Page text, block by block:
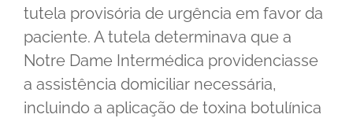
tutela provisória de urgência em favor da
paciente. A tutela determinava que a
Notre Dame Intermédica providenciasse
a assistência domiciliar necessária,
incluindo a aplicação de toxina botulínica